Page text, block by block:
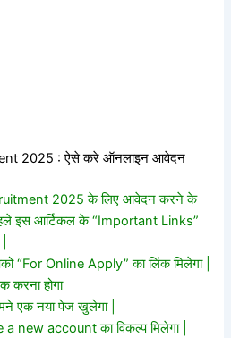
2025 : ऐसे करे ऑनलाइन आवेदन
2025 के लिए आवेदन करने के
इस आर्टिकल के “Important Links”
“For Online Apply” का लिंक मिलेगा |
करना होगा
एक नया पेज खुलेगा |
new account का विकल्प मिलेगा |